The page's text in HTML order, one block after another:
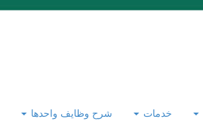
خدمات شرح وظایف واحدها